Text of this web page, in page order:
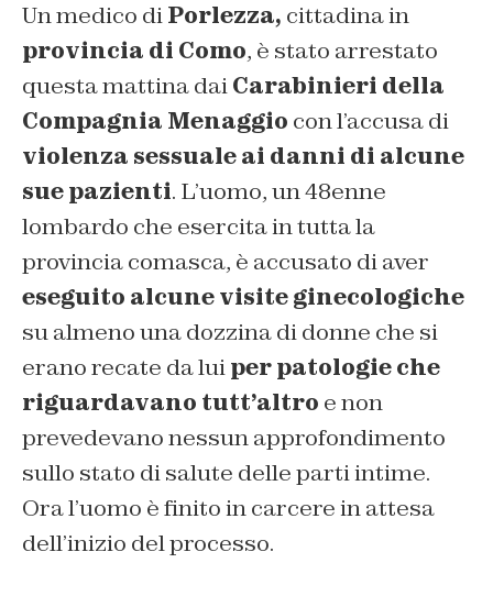
Un medico diPorlezza, cittadina in
provincia di Como, è stato arrestato
questa mattina daiCarabinieri della
Compagnia Menaggio con l’accusa di
violenza sessuale ai danni di alcune
sue pazienti. L’uomo, un 48enne
lombardo che esercita in tutta la
provincia comasca, è accusato di aver
eseguito alcune visite ginecologiche
su almeno una dozzina di donne che si
erano recate da luiper patologie che
riguardavano tutt’altro e non
prevedevano nessun approfondimento
sullo stato di salute delle parti intime.
Ora l’uomo è finito in carcere in attesa
dell’inizio del processo.